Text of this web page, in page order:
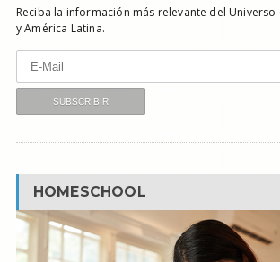
Reciba la información más relevante del Universo
y América Latina.
HOMESCHOOL